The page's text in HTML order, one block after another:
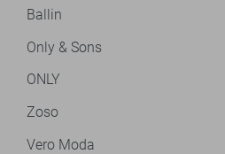
Ballin
Only & Sons
ONLY
Zoso
Vero Moda